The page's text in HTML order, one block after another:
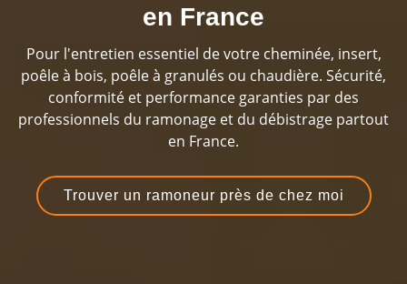
en France
Pour l'entretien essentiel de votre cheminée, insert,
poêle à bois, poêle à granulés ou chaudière. Sécurité,
conformité et performance garanties par des
professionnels du ramonage et du débistrage partout
en France.
Trouver un ramoneur près de chez moi